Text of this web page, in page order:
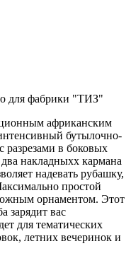
для фабрики "ТИЗ"
африканским
бутылочно-
разрезами в боковых
накладныхх кармана
надевать рубашку,
простой
орнаментом. Этот
зарядит вас
для тематических
летних вечеринок и